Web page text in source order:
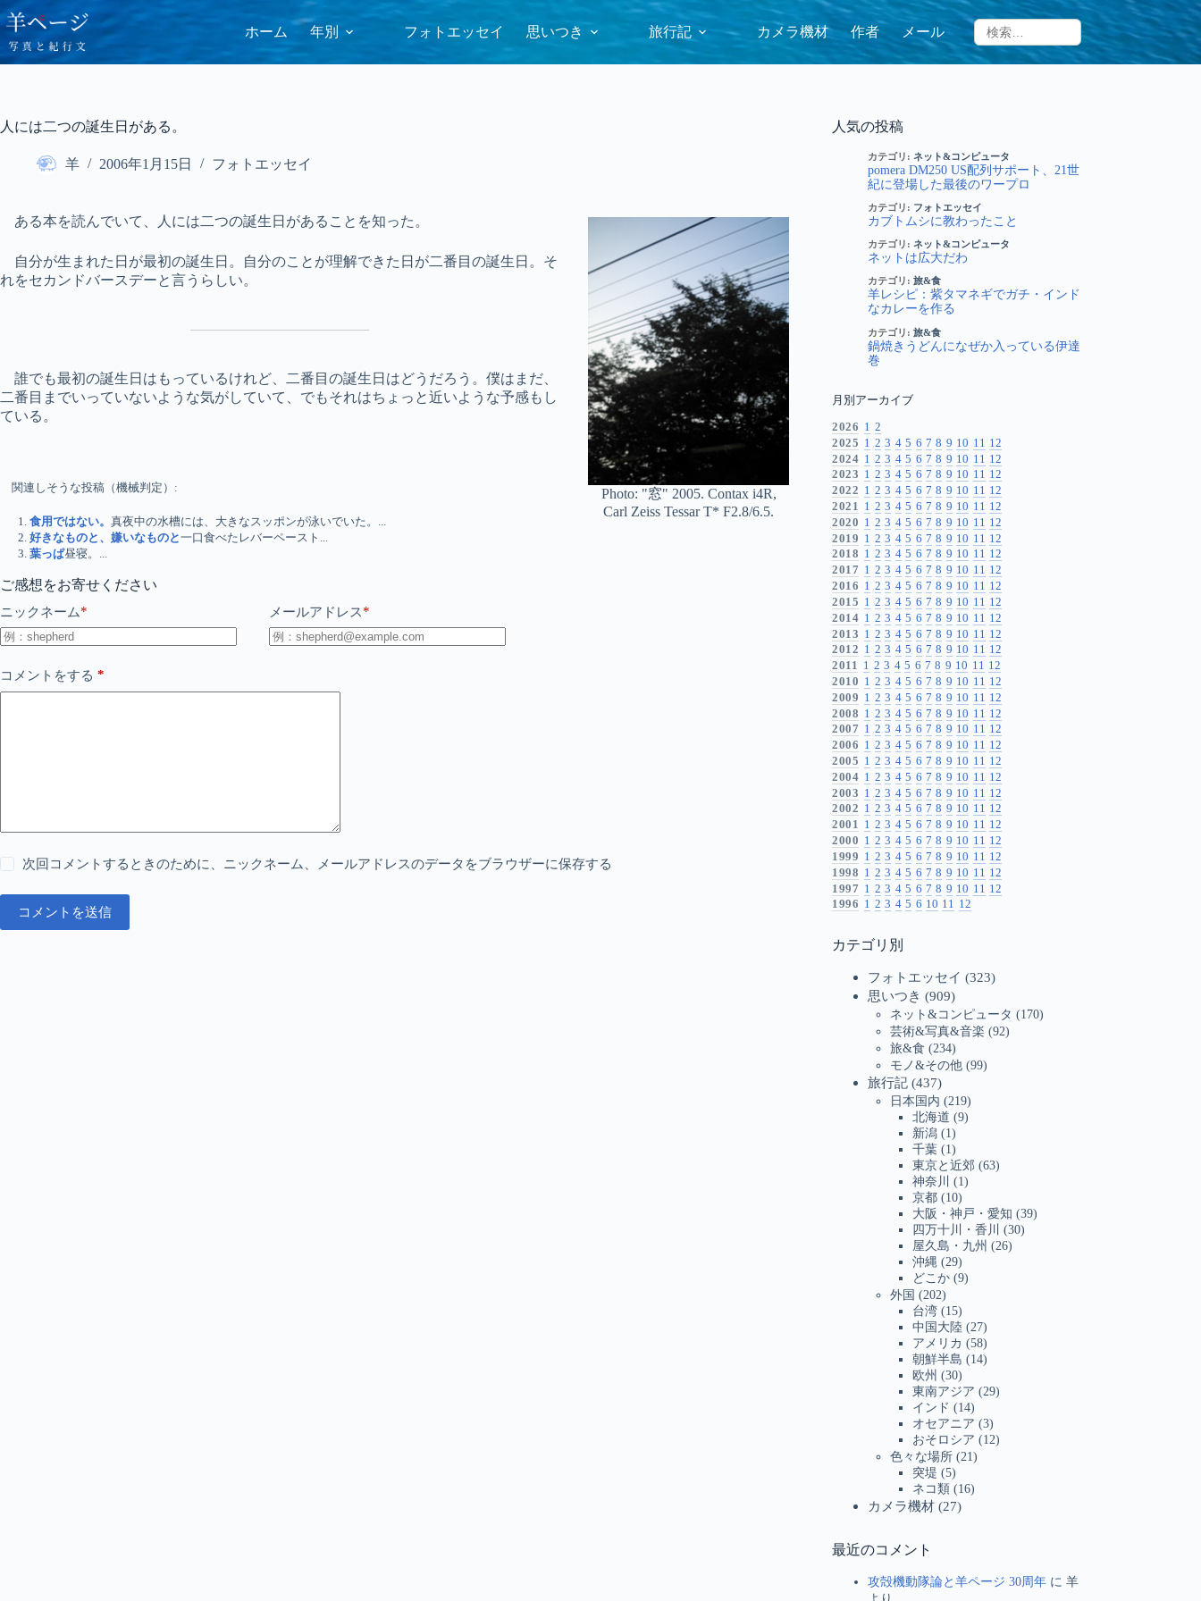
コ
ン
テ
ン
ス
キ
ホーム 年別 フォトエッセイ 思いつき 旅行記 カメラ機材 作者 メール
人には二つの誕生日がある。
羊 2006年1月15日 フォトエッセイ
Photo: "窓" 2005. Contax i4R,
Carl Zeiss Tessar T* F2.8/6.5.
ある本を読んでいて、人には二つの誕生日があることを知った。
自分が生まれた日が最初の誕生日。自分のことが理解できた日が二番目の誕生日。そ
れをセカンドバースデーと言うらしい。
誰でも最初の誕生日はもっているけれど、二番目の誕生日はどうだろう。僕はまだ、
二番目までいっていないような気がしていて、でもそれはちょっと近いような予感もし
ている。
関連しそうな投稿（機械判定）:
食用ではない。 真夜中の水槽には、大きなスッポンが泳いでいた。...
好きなものと、嫌いなものと一口食べたレバーペースト...
葉っぱ昼寝。...
ご感想をお寄せください
ニックネーム* メールアドレス*
コメントをする *
次回コメントするときのために、ニックネーム、メールアドレスのデータをブラウザーに保存する
コメントを送信
人気の投稿
pomera DM250 US配列サポート、21世
紀に登場した最後のワープロ
カテゴリ:ネット&コンピュータ
カブトムシに教わったこと
カテゴリ: フォトエッセイ
ネットは広大だわ
カテゴリ:ネット&コンピュータ
羊レシピ：紫タマネギでガチ・インド
なカレーを作る
カテゴリ:旅&食
鍋焼きうどんになぜか入っている伊達
巻
カテゴリ:旅&食
月別アーカイブ
2026 1 2
2025 1 2 3 4 5 6 7 8 9 10 11 12
2024 1 2 3 4 5 6 7 8 9 10 11 12
2023 1 2 3 4 5 6 7 8 9 10 11 12
2022 1 2 3 4 5 6 7 8 9 10 11 12
2021 1 2 3 4 5 6 7 8 9 10 11 12
2020 1 2 3 4 5 6 7 8 9 10 11 12
2019 1 2 3 4 5 6 7 8 9 10 11 12
2018 1 2 3 4 5 6 7 8 9 10 11 12
2017 1 2 3 4 5 6 7 8 9 10 11 12
2016 1 2 3 4 5 6 7 8 9 10 11 12
2015 1 2 3 4 5 6 7 8 9 10 11 12
2014 1 2 3 4 5 6 7 8 9 10 11 12
2013 1 2 3 4 5 6 7 8 9 10 11 12
2012 1 2 3 4 5 6 7 8 9 10 11 12
2011 1 2 3 4 5 6 7 8 9 10 11 12
2010 1 2 3 4 5 6 7 8 9 10 11 12
2009 1 2 3 4 5 6 7 8 9 10 11 12
2008 1 2 3 4 5 6 7 8 9 10 11 12
2007 1 2 3 4 5 6 7 8 9 10 11 12
2006 1 2 3 4 5 6 7 8 9 10 11 12
2005 1 2 3 4 5 6 7 8 9 10 11 12
2004 1 2 3 4 5 6 7 8 9 10 11 12
2003 1 2 3 4 5 6 7 8 9 10 11 12
2002 1 2 3 4 5 6 7 8 9 10 11 12
2001 1 2 3 4 5 6 7 8 9 10 11 12
2000 1 2 3 4 5 6 7 8 9 10 11 12
1999 1 2 3 4 5 6 7 8 9 10 11 12
1998 1 2 3 4 5 6 7 8 9 10 11 12
1997 1 2 3 4 5 6 7 8 9 10 11 12
1996 1 2 3 4 5 6 10 11 12
カテゴリ別
フォトエッセイ (323)
思いつき (909)
ネット&コンピュータ (170)
芸術&写真&音楽 (92)
旅&食 (234)
モノ&その他 (99)
旅行記 (437)
日本国内 (219)
北海道 (9)
新潟 (1)
千葉 (1)
東京と近郊 (63)
神奈川
(1)
京都 (10)
大阪・神戸・愛知 (39)
四万十川・香川
(30)
屋久島・九州 (26)
沖縄 (29)
どこか (9)
外国 (202)
台湾 (15)
中国大陸 (27)
アメリカ (58)
朝鮮半島 (14)
欧州 (30)
東南アジア (29)
インド (14)
オセアニア (3)
おそロシア (12)
色々な場所 (21)
突堤 (5)
ネコ類 (16)
カメラ機材 (27)
最近のコメント
攻殻機動隊論と羊ページ 30周年 に羊